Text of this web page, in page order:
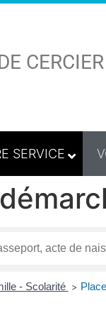
CERCIER
SERVICE
- Scolarité >